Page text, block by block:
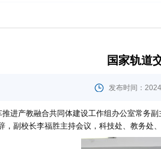
国家轨道
发布时间：
进产教融合共同体建设工作组办公室常务
，副校长李福胜主持会议，科技处、教务处